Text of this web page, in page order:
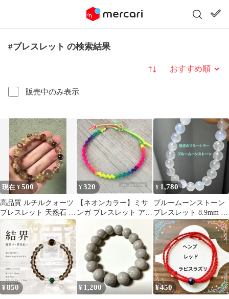
#ブレスレット の検索結果
販売中のみ表示
並び替え
現在 ¥500
高品質 ルチルクォーツ
ブレスレット 天然石 コ
ンビ
¥320
【ネオンカラー】ミサ
ンガ ブレスレット アン
¥ 1,780
ブルームーンストーン
ブレスレット 8.9mm 天
然石 パワーストー
ン 高品質
¥850 ¥ 1,200 ¥450